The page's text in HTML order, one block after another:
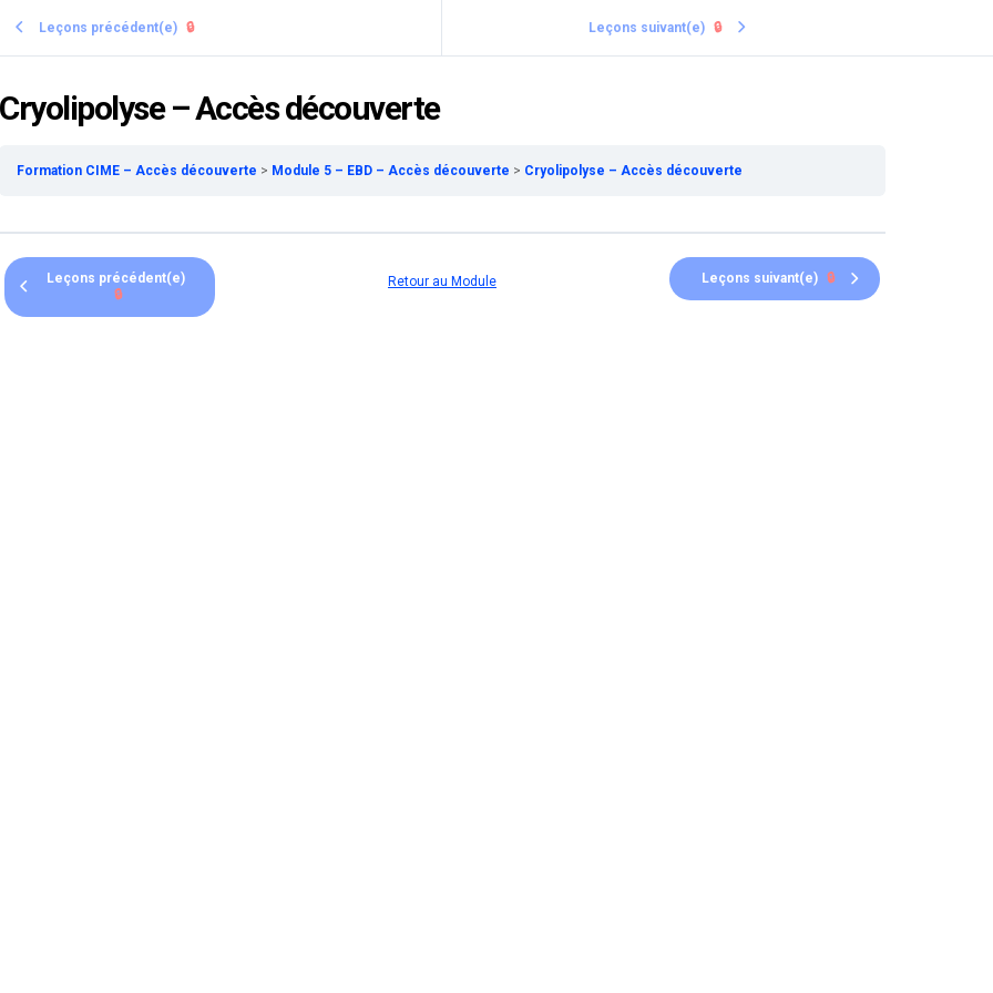
Leçons précédent(e) 🔒 Leçons suivant(e) 🔒
Cryolipolyse – Accès découverte
Formation CIME – Accès découverte Module 5 – EBD – Accès découverte Cryolipolyse – Accès découverte
Leçons précédent(e)
🔒
Retour au Module Leçons suivant(e) 🔒